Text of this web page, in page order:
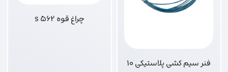
فنر سیم کشی پلاستیکی 10
چراغ قوه 562 s